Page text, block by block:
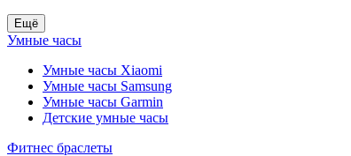
Ещё
Умные часы
Умные часы Xiaomi
Умные часы Samsung
Умные часы Garmin
Детские умные часы
Фитнес браслеты